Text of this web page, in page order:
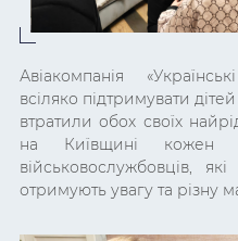
Авіакомпанія
всіляко підтримувати
втратили обох своїх
на Київщині
військовослужбовців,
отримують увагу та різну